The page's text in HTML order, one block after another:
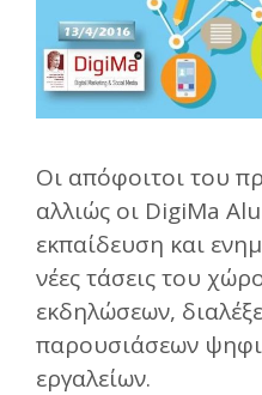
Οι απόφοιτοι του
αλλιώς οι DigiMa
εκπαίδευση και
νέες τάσεις του
εκδηλώσεων,
παρουσιάσεων
εργαλείων.